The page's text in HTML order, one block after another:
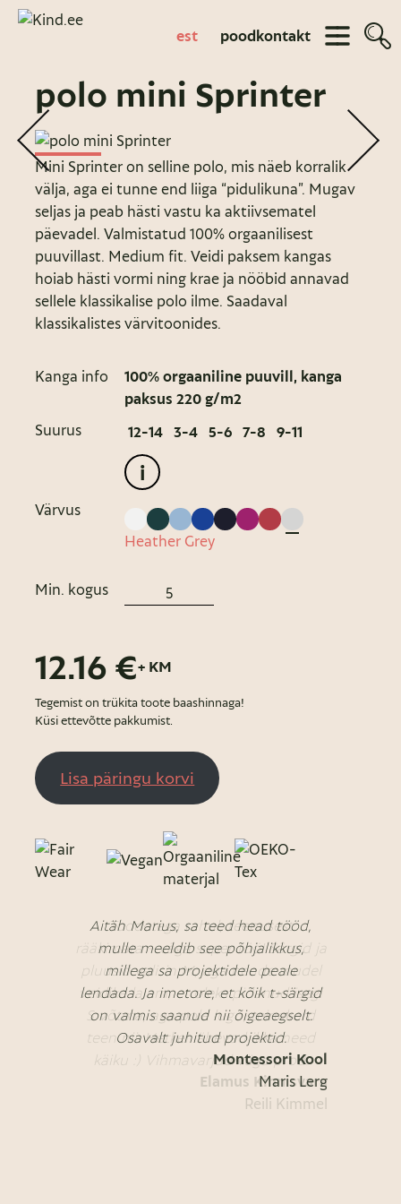
est poodkontakt
polo mini Sprinter
Mini Sprinter on selline polo, mis näeb korralik
välja, aga ei tunne end liiga “pidulikuna”. Mugav
seljas ja peab hästi vastu ka aktiivsematel
päevadel. Valmistatud 100% orgaanilisest
puuvillast. Medium fit. Veidi paksem kangas
hoiab hästi vormi ning krae ja nööbid annavad
sellele klassikalise polo ilme. Saadaval
klassikalistes värvitoonides.
Kanga info
100% orgaaniline puuvill, kanga
paksus 220 g/m2
Suurus
12-14 3-4 5-6 7-8 9-11
i
Värvus
Heather Grey
Min. kogus
12.16 €+ KM
Tegemist on trükita toote baashinnaga!
Küsi ettevõtte pakkumist.
Lisa päringu korvi
Aitäh Marius, sa teed head tööd,
mulle meeldib see põhjalikkus,
millega sa projektidele peale
lendada. Ja imetore, et kõik t-särgid
on valmis saanud nii õigeaegselt.
Osavalt juhitud projektid.
Montessori Kool
Maris Lerg